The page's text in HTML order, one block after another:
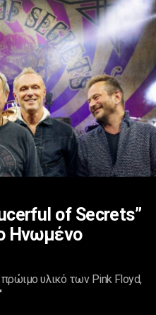
of Secrets”
Ηνωμένο
υλικό των Pink Floyd,